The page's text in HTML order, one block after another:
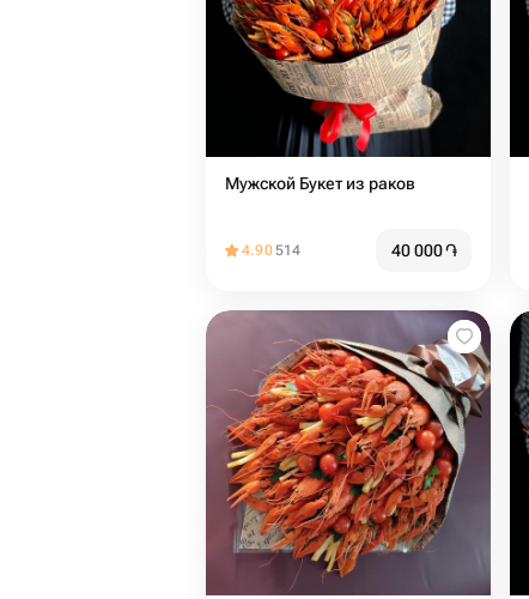
Мужской Букет из раков
4.90514 40 000֏